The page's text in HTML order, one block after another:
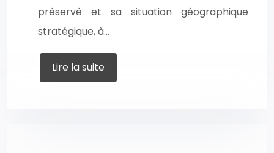
préservé et sa situation géographique
stratégique, à…
Lire la suite